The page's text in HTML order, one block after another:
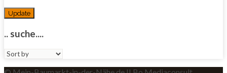
Update
.. suche....
Sort